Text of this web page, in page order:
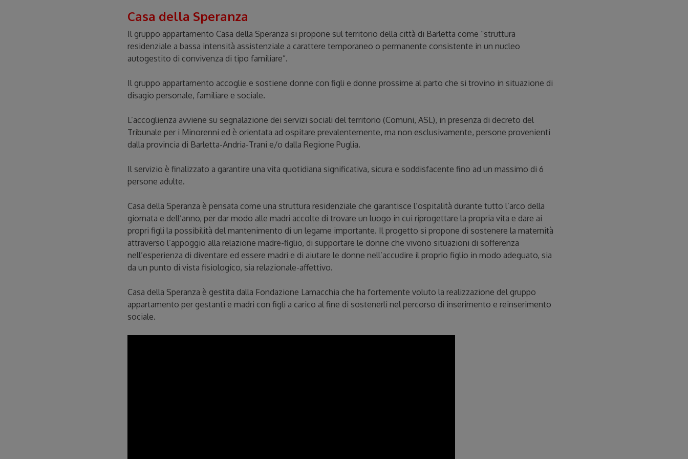
Casa della Speranza
Il gruppo appartamento Casa della Speranza si propone sul territorio della città di Barletta come “struttura
residenziale a bassa intensità assistenziale a carattere temporaneo o permanente consistente in un nucleo
autogestito di convivenza di tipo familiare”.
Il gruppo appartamento accoglie e sostiene donne con figli e donne prossime al parto che si trovino in situazione di
disagio personale, familiare e sociale.
L’accoglienza avviene su segnalazione dei servizi sociali del territorio (Comuni, ASL), in presenza di decreto del
Tribunale per i Minorenni ed è orientata ad ospitare prevalentemente, ma non esclusivamente, persone provenienti
dalla provincia di Barletta-Andria-Trani e/o dalla Regione Puglia.
Il servizio è finalizzato a garantire una vita quotidiana significativa, sicura e soddisfacente fino ad un massimo di 6
persone adulte.
Casa della Speranza è pensata come una struttura residenziale che garantisce l’ospitalità durante tutto l’arco della
giornata e dell’anno, per dar modo alle madri accolte di trovare un luogo in cui riprogettare la propria vita e dare ai
propri figli la possibilità del mantenimento di un legame importante. Il progetto si propone di sostenere la maternità
attraverso l’appoggio alla relazione madre-figlio, di supportare le donne che vivono situazioni di sofferenza
nell’esperienza di diventare ed essere madri e di aiutare le donne nell’accudire il proprio figlio in modo adeguato, sia
da un punto di vista fisiologico, sia relazionale-affettivo.
Casa della Speranza è gestita dalla Fondazione Lamacchia che ha fortemente voluto la realizzazione del gruppo
appartamento per gestanti e madri con figli a carico al fine di sostenerli nel percorso di inserimento e reinserimento
sociale.